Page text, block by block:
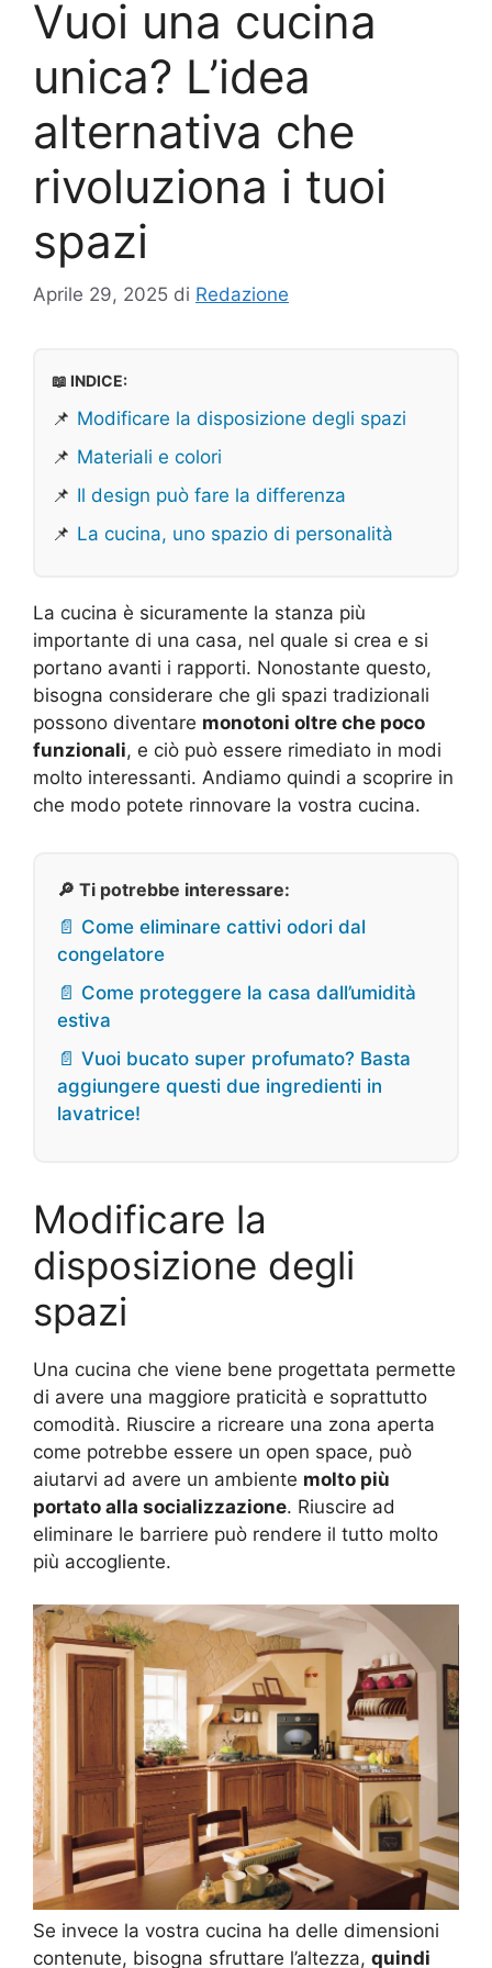
Vuoi una cucina
unica? L’idea
alternativa che
rivoluziona i tuoi
spazi
Aprile 29, 2025 di Redazione
📖 INDICE:
📌 Modificare la disposizione degli spazi
📌 Materiali e colori
📌 Il design può fare la differenza
📌 La cucina, uno spazio di personalità
La cucina è sicuramente la stanza più
importante di una casa, nel quale si crea e si
portano avanti i rapporti. Nonostante questo,
bisogna considerare che gli spazi tradizionali
possono diventare monotoni oltre che poco
funzionali, e ciò può essere rimediato in modi
molto interessanti. Andiamo quindi a scoprire in
che modo potete rinnovare la vostra cucina.
🔎 Ti potrebbe interessare:
📄 Come eliminare cattivi odori dal
congelatore
📄 Come proteggere la casa dall’umidità
estiva
📄 Vuoi bucato super profumato? Basta
aggiungere questi due ingredienti in
lavatrice!
Modificare la
disposizione degli
spazi
Una cucina che viene bene progettata permette
di avere una maggiore praticità e soprattutto
comodità. Riuscire a ricreare una zona aperta
come potrebbe essere un open space, può
aiutarvi ad avere un ambiente molto più
portato alla socializzazione. Riuscire ad
eliminare le barriere può rendere il tutto molto
più accogliente.
Se invece la vostra cucina ha delle dimensioni
contenute, bisogna sfruttare l’altezza, quindi